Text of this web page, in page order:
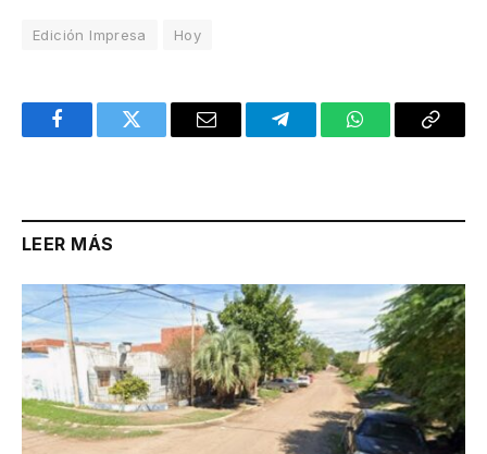
Edición Impresa Hoy
FacebookTwitter Email TelegramWhatsAppCopy
LEER MÁS